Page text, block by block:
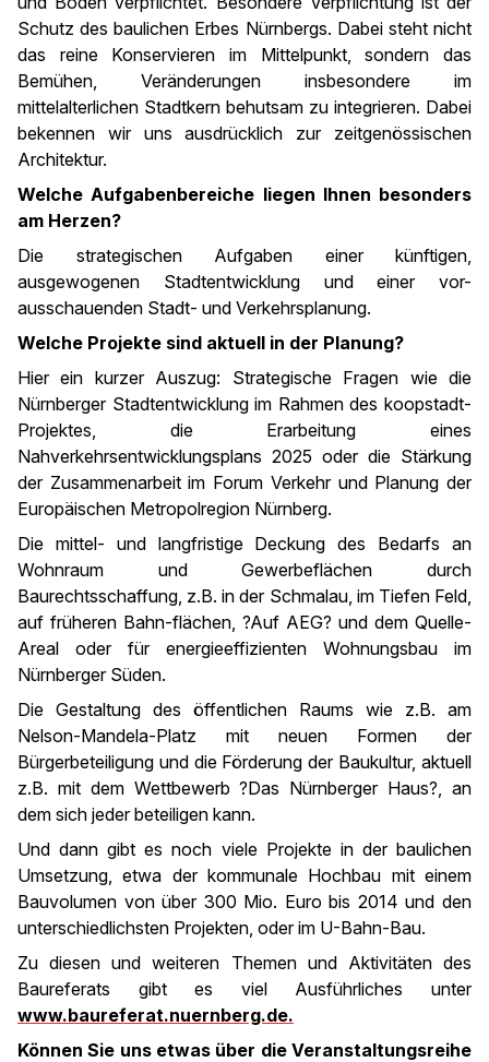
Schutz des baulichen Erbes Nürnbergs. Dabei steht nicht
das reine Konservieren im Mittelpunkt, sondern das
Bemühen, Veränderungen insbesondere im
mittelalterlichen Stadtkern behutsam zu integrieren. Dabei
bekennen wir uns ausdrücklich zur zeitgenössischen
Architektur.
Welche Aufgabenbereiche liegen Ihnen besonders
am Herzen?
Die strategischen Aufgaben einer künftigen,
ausgewogenen Stadtentwicklung und einer vor-
ausschauenden Stadt- und Verkehrsplanung.
Welche Projekte sind aktuell in der Planung?
Hier ein kurzer Auszug: Strategische Fragen wie die
Nürnberger Stadtentwicklung im Rahmen des koopstadt-
Projektes, die Erarbeitung eines
Nahverkehrsentwicklungsplans 2025 oder die Stärkung
der Zusammenarbeit im Forum Verkehr und Planung der
Europäischen Metropolregion Nürnberg.
Die mittel- und langfristige Deckung des Bedarfs an
Wohnraum und Gewerbeflächen durch
Baurechtsschaffung, z.B. in der Schmalau, im Tiefen Feld,
auf früheren Bahn-flächen, ?Auf AEG? und dem Quelle-
Areal oder für energieeffizienten Wohnungsbau im
Nürnberger Süden.
Die Gestaltung des öffentlichen Raums wie z.B. am
Nelson-Mandela-Platz mit neuen Formen der
Bürgerbeteiligung und die Förderung der Baukultur, aktuell
z.B. mit dem Wettbewerb ?Das Nürnberger Haus?, an
dem sich jeder beteiligen kann.
Und dann gibt es noch viele Projekte in der baulichen
Umsetzung, etwa der kommunale Hochbau mit einem
Bauvolumen von über 300 Mio. Euro bis 2014 und den
unterschiedlichsten Projekten, oder im U-Bahn-Bau.
Zu diesen und weiteren Themen und Aktivitäten des
Baureferats gibt es viel Ausführliches unter
www.baureferat.nuernberg.de.
Können Sie uns etwas über die Veranstaltungsreihe